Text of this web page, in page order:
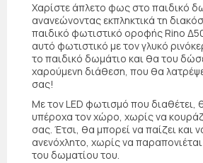
Χαρίστε άπλετο φως στο παιδικό
ανανεώνοντας εκπληκτικά τη
παιδικό φωτιστικό οροφής Rino
αυτό φωτιστικό με τον γλυκό
το παιδικό δωμάτιο και θα του
χαρούμενη διάθεση, που θα
σας!
Με τον LED φωτισμό που διαθέτει,
υπέροχα τον χώρο, χωρίς να
σας. Έτσι, θα μπορεί να παίζει και
ανενόχλητο, χωρίς να
του δωματίου του.